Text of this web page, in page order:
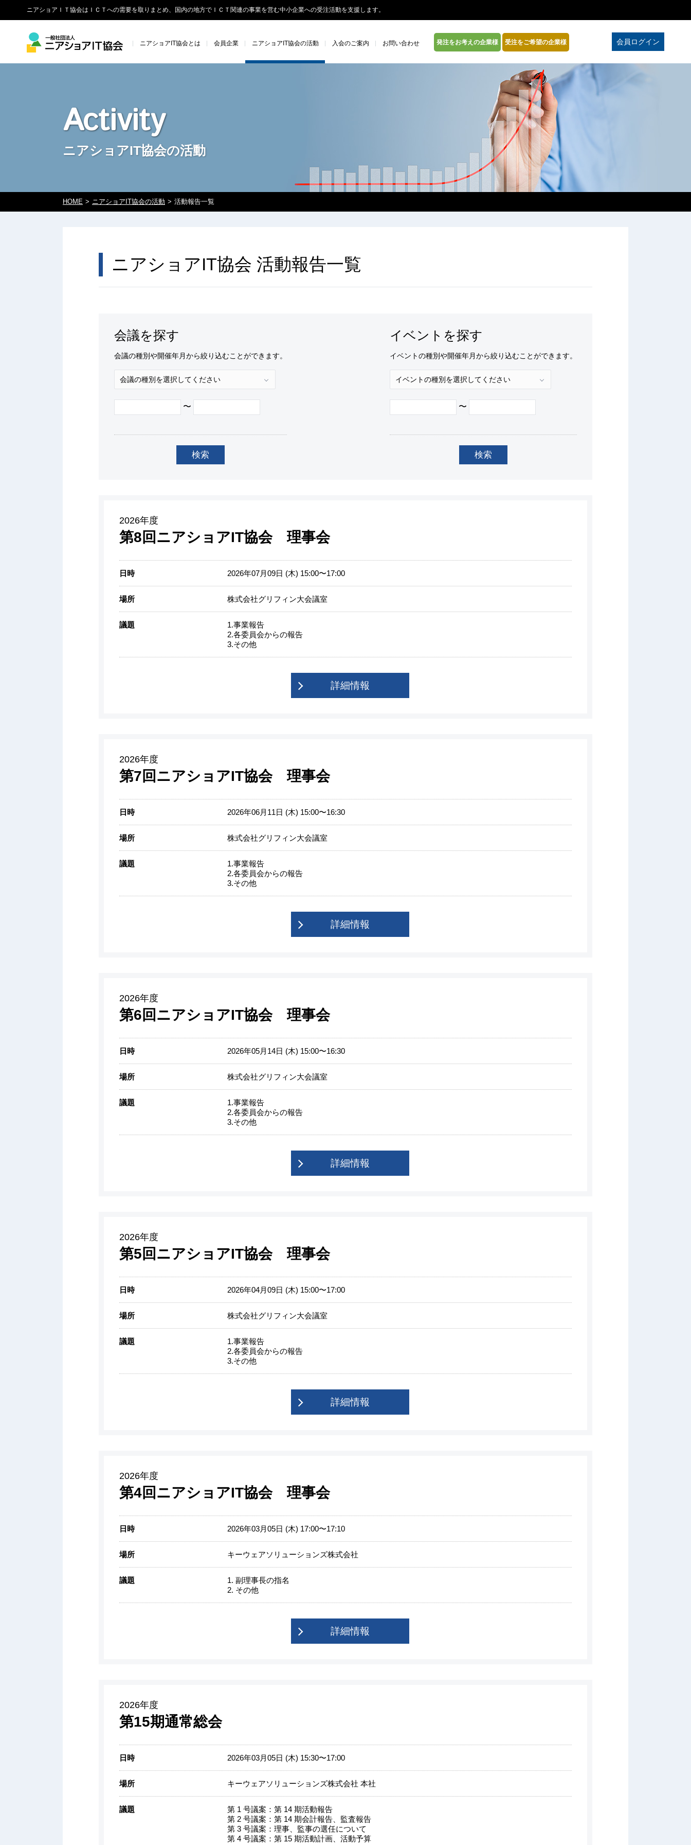
ニアショアＩＴ協会はＩＣＴへの需要を取りまとめ、国内の地方でＩＣＴ関連の事業を営む中小企業への受注活動を支援します。
ニアショアIT協会とは 会員企業 ニアショアIT協会の活動 入会のご案内 お問い合わせ 発注をお考えの企業様 受注をご希望の企業様 会員ログイン
Activity
ニアショアIT協会の活動
HOME ニアショアIT協会の活動 活動報告一覧
ニアショアIT協会 活動報告一覧
会議を探す
会議の種別や開催年月から絞り込むことができます。
〜
イベントを探す
イベントの種別や開催年月から絞り込むことができます。
〜
2026年度
第8回ニアショアIT協会 理事会
日時 2026年07月09日 (木) 15:00〜17:00
場所 株式会社グリフィン大会議室
議題
1.事業報告
2.各委員会からの報告
3.その他
詳細情報
2026年度
第7回ニアショアIT協会 理事会
日時 2026年06月11日 (木) 15:00〜16:30
場所 株式会社グリフィン大会議室
議題
1.事業報告
2.各委員会からの報告
3.その他
詳細情報
2026年度
第6回ニアショアIT協会 理事会
日時 2026年05月14日 (木) 15:00〜16:30
場所 株式会社グリフィン大会議室
議題
1.事業報告
2.各委員会からの報告
3.その他
詳細情報
2026年度
第5回ニアショアIT協会 理事会
日時 2026年04月09日 (木) 15:00〜17:00
場所 株式会社グリフィン大会議室
議題
1.事業報告
2.各委員会からの報告
3.その他
詳細情報
2026年度
第4回ニアショアIT協会 理事会
日時 2026年03月05日 (木) 17:00〜17:10
場所 キーウェアソリューションズ株式会社
議題
1. 副理事⻑の指名
2. その他
詳細情報
2026年度
第15期通常総会
日時 2026年03月05日 (木) 15:30〜17:00
場所 キーウェアソリューションズ株式会社 本社
議題
第 1 号議案：第 14 期活動報告
第 2 号議案：第 14 期会計報告、監査報告
第 3 号議案：理事、監事の選任について
第 4 号議案：第 15 期活動計画、活動予算